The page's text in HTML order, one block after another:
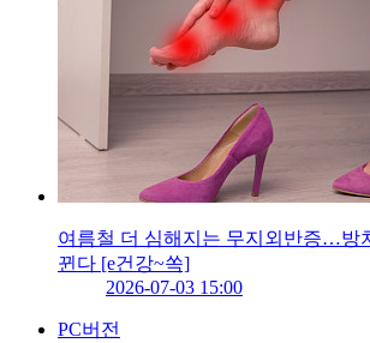
여름철 더 심해지는 무지외반증…방
뀐다 [e건강~쏙]
2026-07-03 15:00
PC버전